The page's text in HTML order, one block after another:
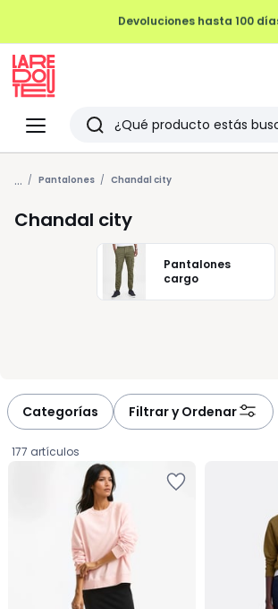
REMATE FINAL HASTA -70%
Menu
Redoute
Buscar
Últimos
artículos
vistos
... Pantalones Chandal city
Chandal city
Pantalones
cargo
Categorías Filtrar y Ordenar
177 artículos